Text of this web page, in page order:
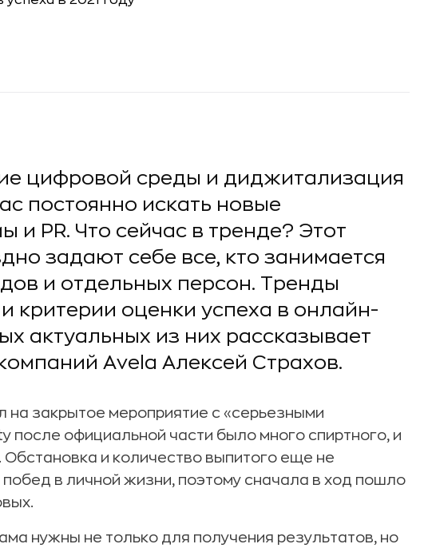
цифровой среды и диджитализация
постоянно искать новые
и PR. Что сейчас в тренде? Этот
задают себе все, кто занимается
и отдельных персон. Тренды
критерии оценки успеха в онлайн-
актуальных из них рассказывает
Avela Алексей Страхов.
на закрытое мероприятие с «серьезными
после официальной части было много спиртного, и
и количество выпитого еще не
в личной жизни, поэтому сначала в ход пошло
нужны не только для получения результатов, но